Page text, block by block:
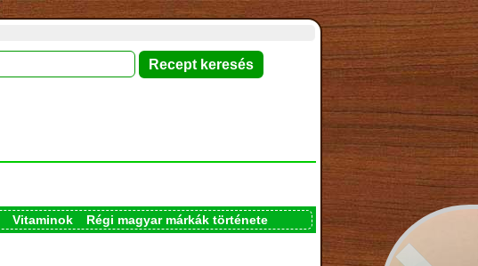
Vitaminok
Régi magyar márkák története